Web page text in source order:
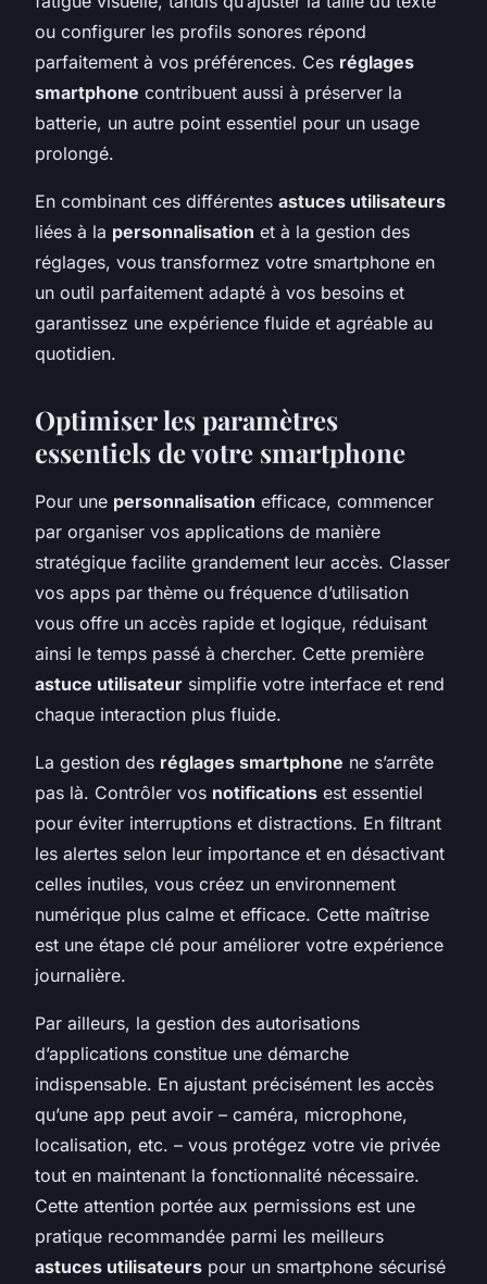
ou configurer les profils sonores répond
parfaitement à vos préférences. Ces réglages
smartphone contribuent aussi à préserver la
batterie, un autre point essentiel pour un usage
prolongé.
En combinant ces différentes astuces utilisateurs
liées à la personnalisation et à la gestion des
réglages, vous transformez votre smartphone en
un outil parfaitement adapté à vos besoins et
garantissez une expérience fluide et agréable au
quotidien.
Optimiser les paramètres
essentiels de votre smartphone
Pour une personnalisation efficace, commencer
par organiser vos applications de manière
stratégique facilite grandement leur accès. Classer
vos apps par thème ou fréquence d’utilisation
vous offre un accès rapide et logique, réduisant
ainsi le temps passé à chercher. Cette première
astuce utilisateur simplifie votre interface et rend
chaque interaction plus fluide.
La gestion des réglages smartphone ne s’arrête
pas là. Contrôler vos notifications est essentiel
pour éviter interruptions et distractions. En filtrant
les alertes selon leur importance et en désactivant
celles inutiles, vous créez un environnement
numérique plus calme et efficace. Cette maîtrise
est une étape clé pour améliorer votre expérience
journalière.
Par ailleurs, la gestion des autorisations
d’applications constitue une démarche
indispensable. En ajustant précisément les accès
qu’une app peut avoir – caméra, microphone,
localisation, etc. – vous protégez votre vie privée
tout en maintenant la fonctionnalité nécessaire.
Cette attention portée aux permissions est une
pratique recommandée parmi les meilleurs
astuces utilisateurs pour un smartphone sécurisé